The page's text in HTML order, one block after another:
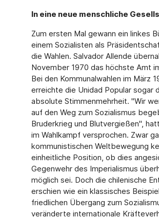
In eine neue menschliche
Zum ersten Mal gewann ein linkes
einem Sozialisten als
die Wahlen. Salvador Allende
November 1970 das höchste Amt
Bei den Kommunalwahlen im März
erreichte die Unidad Popular sogar
absolute Stimmenmehrheit. "Wir
auf den Weg zum Sozialismus
Bruderkrieg und Blutvergießen",
im Wahlkampf versprochen. Zwar
kommunistischen Weltbewegung
einheitliche Position, ob dies
Gegenwehr des Imperialismus
möglich sei. Doch die chilenische
erschien wie ein klassisches
friedlichen Übergang zum
veränderte internationale